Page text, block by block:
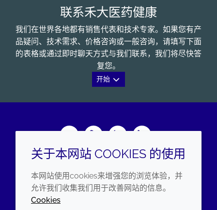
联系禾大医药健康
我们在世界各地都有销售代表和技术专家。如果您有产
品疑问、技术需求、价格咨询或一般咨询，请填写下面
的表格或通过即时聊天方式与我们联系，我们将尽快答
复您。
开始
企业
年度报告
可持续发展报告
法律信息
条款和条件
关于本网站 COOKIES 的使用
本网站使用cookies来增强您的浏览体验，并
允许我们收集我们用于改善网站的信息。
Cookies